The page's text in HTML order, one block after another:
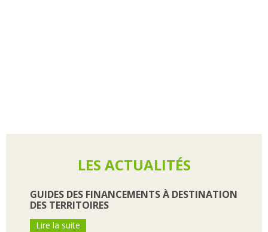
LES ACTUALITÉS
GUIDES DES FINANCEMENTS À DESTINATION
DES TERRITOIRES
Lire la suite